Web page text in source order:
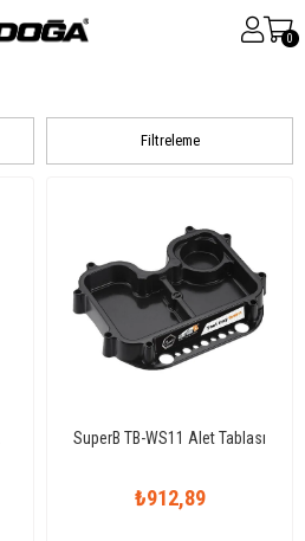
0
Filtreleme
SuperB TB-WS11 Alet Tablası
₺912,89